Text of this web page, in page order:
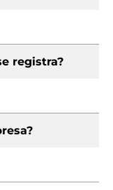
registra?